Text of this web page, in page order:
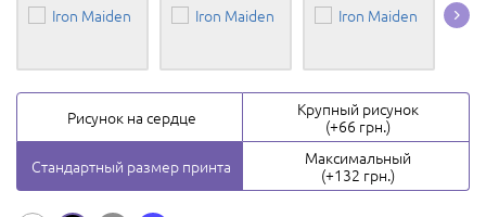
Рисунок на сердце
Крупный рисунок
(+66 грн.)
Стандартный размер принта
Максимальный
(+132 грн.)